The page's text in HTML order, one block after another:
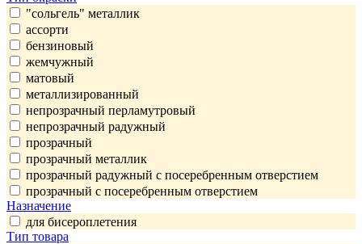
"сольгель" металлик
ассорти
бензиновый
жемчужный
матовый
металлизированный
непрозрачный перламутровый
непрозрачный радужный
прозрачный
прозрачный металлик
прозрачный радужный с поcеребренным отверстием
прозрачный с посеребренным отверстием
Назначение
для бисероплетения
Тип товара